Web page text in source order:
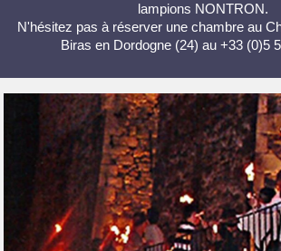
lampions NONTRON.
N'hésitez pas à réserver une chambre au
Biras en Dordogne (24) au +33 (0)5